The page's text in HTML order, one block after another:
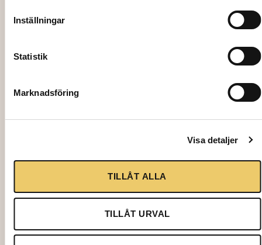
Inställningar
Statistik
Marknadsföring
Visa detaljer
TILLÅT ALLA
TILLÅT URVAL
5,00kr